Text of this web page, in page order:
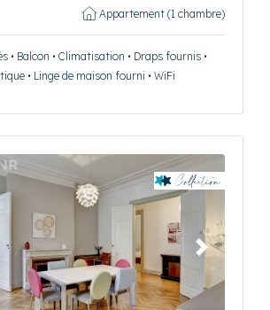
Appartement (1 chambre)
• Balcon • Climatisation • Draps fournis •
• Linge de maison fourni • WiFi
Suivant